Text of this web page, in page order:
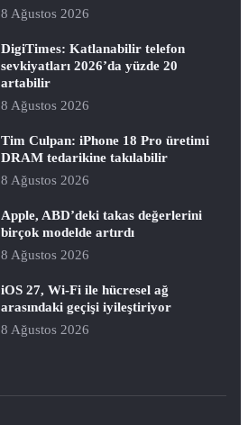
8 Ağustos 2026
DigiTimes: Katlanabilir telefon
sevkiyatları 2026’da yüzde 20
artabilir
8 Ağustos 2026
Tim Culpan: iPhone 18 Pro üretimi
DRAM tedarikine takılabilir
8 Ağustos 2026
Apple, ABD’deki takas değerlerini
birçok modelde artırdı
8 Ağustos 2026
iOS 27, Wi-Fi ile hücresel ağ
arasındaki geçişi iyileştiriyor
8 Ağustos 2026